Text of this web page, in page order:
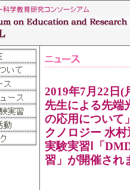
2019年7月22日(
先生による先端
の応用について
クノロジー 水
実験実習Ⅰ「
習」が開催さ